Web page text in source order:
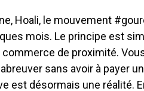
Hoali, le mouvement
mois. Le principe est
de proximité.
sans avoir à payer
est désormais une réalité.